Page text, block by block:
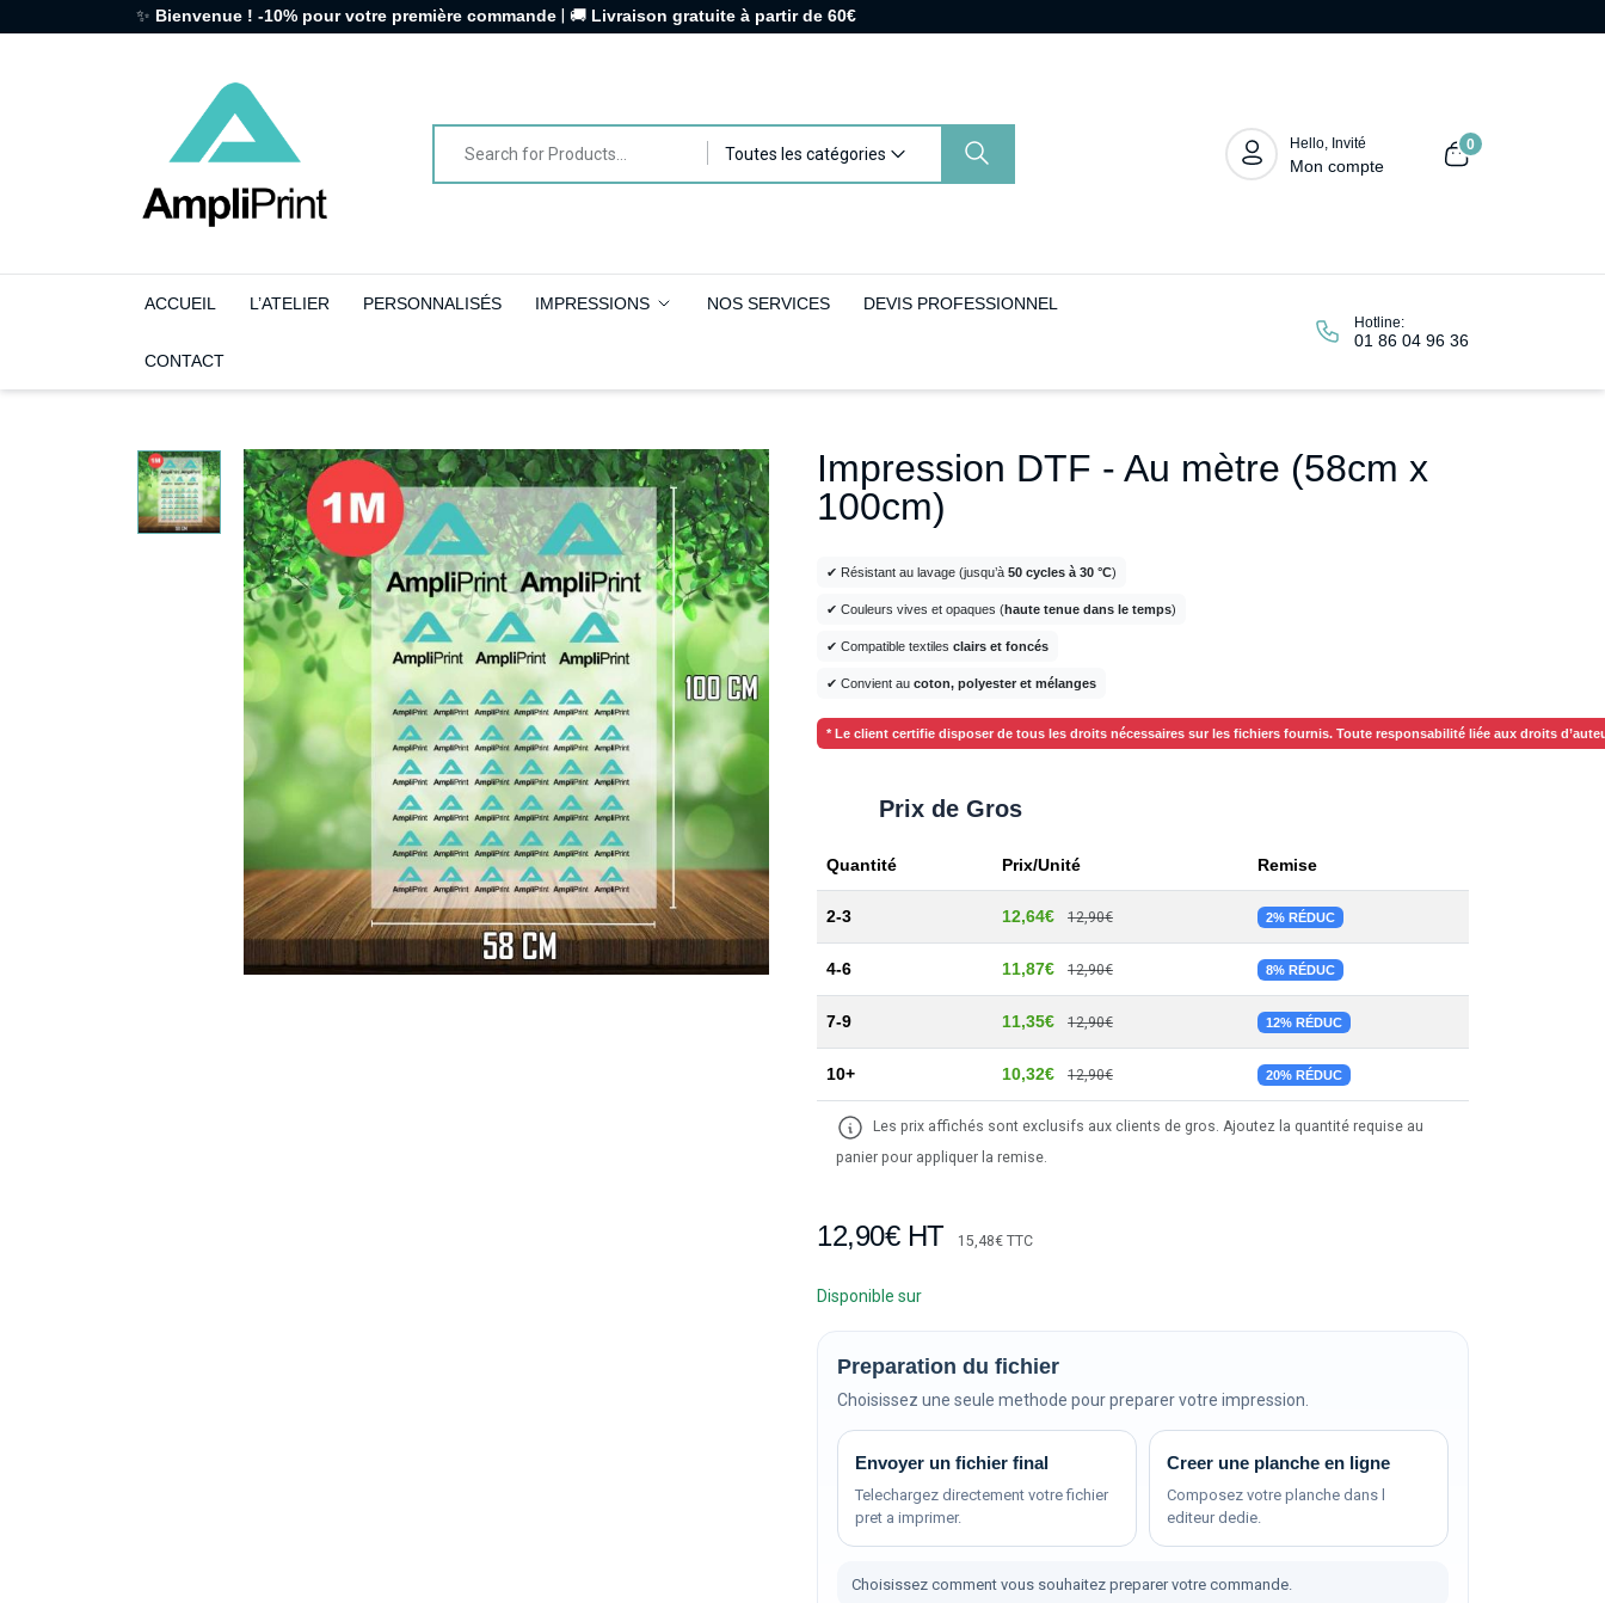
✨ Bienvenue ! -10% pour votre première commande | 🚚 Livraison gratuite à partir de 60€
Toutes les catégories
Hello, Invité
Mon compte
0
ACCUEIL L’ATELIER PERSONNALISÉS IMPRESSIONS NOS SERVICES DEVIS PROFESSIONNEL
CONTACT
Hotline:
01 86 04 96 36
Impression DTF - Au mètre (58cm x
100cm)
✔ Résistant au lavage (jusqu’à 50 cycles à 30 °C)
✔ Couleurs vives et opaques (haute tenue dans le temps)
✔ Compatible textiles clairs et foncés
✔ Convient au coton, polyester et mélanges
* Le client certifie disposer de tous les droits nécessaires sur les fichiers fournis. Toute responsabilité liée aux droits
Prix de Gros
Quantité Prix/Unité Remise
2-3 12,64€ 12,90€ 2% RÉDUC
4-6 11,87€ 12,90€ 8% RÉDUC
7-9 11,35€ 12,90€ 12% RÉDUC
10+ 10,32€ 12,90€ 20% RÉDUC
Les prix affichés sont exclusifs aux clients de gros. Ajoutez la quantité requise au
panier pour appliquer la remise.
12,90€ HT 15,48€ TTC
Disponible sur
Preparation du fichier
Choisissez une seule methode pour preparer votre impression.
Envoyer un fichier final
Telechargez directement votre fichier
pret a imprimer.
Creer une planche en ligne
Composez votre planche dans l
editeur dedie.
Choisissez comment vous souhaitez preparer votre commande.